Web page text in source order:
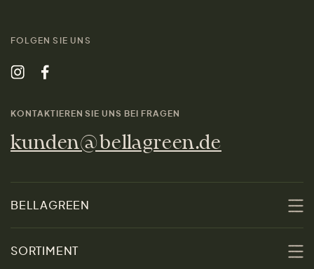
FOLGEN SIE UNS
KONTAKTIEREN SIE UNS BEI FRAGEN
kunden@bellagreen.de
BELLAGREEN
SORTIMENT